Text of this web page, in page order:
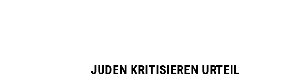
JUDEN KRITISIEREN URTEIL